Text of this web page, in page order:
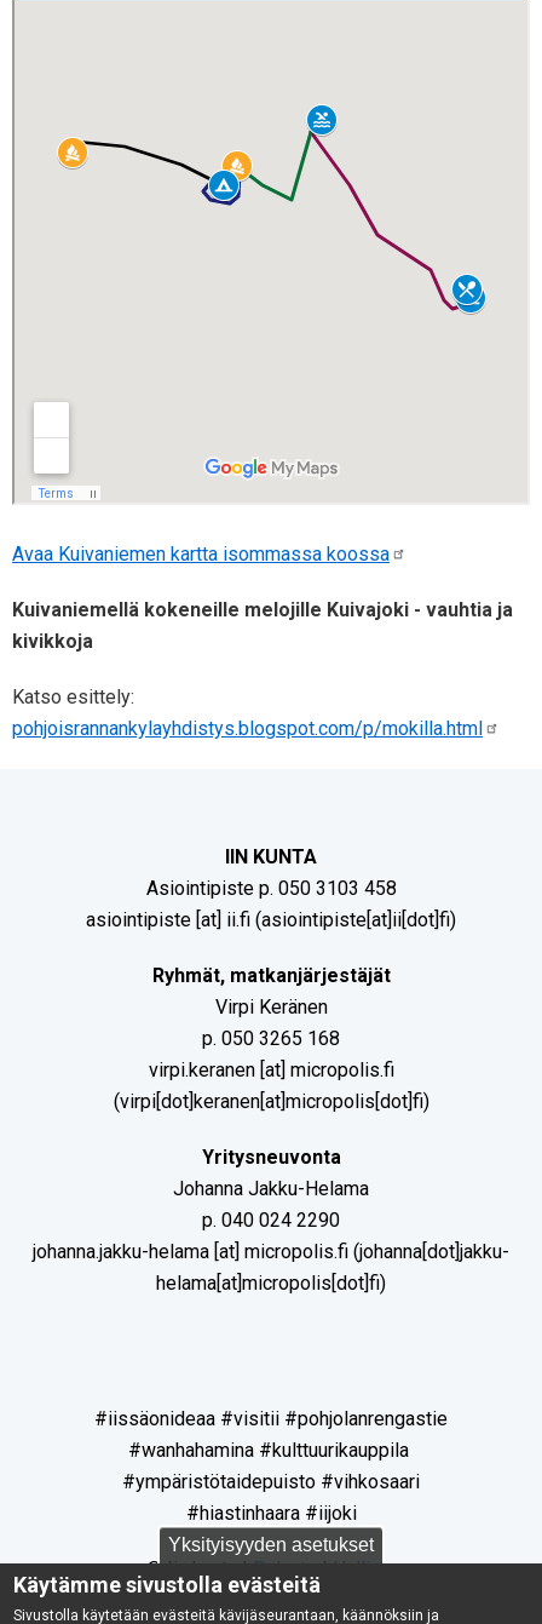
Avaa Kuivaniemen kartta isommassa koossa
Kuivaniemellä kokeneille melojille Kuivajoki - vauhtia ja
kivikkoja
Katso esittely:
pohjoisrannankylayhdistys.blogspot.com/p/mokilla.html
IIN KUNTA
Asiointipiste p. 050 3103 458
asiointipiste [at] ii.fi (asiointipiste[at]ii[dot]fi)
Ryhmät, matkanjärjestäjät
Virpi Keränen
p. 050 3265 168
virpi.keranen[at] micropolis.fi
(virpi[dot]keranen[at]micropolis[dot]fi)
Yritysneuvonta
Johanna Jakku-Helama
p. 040 024 2290
johanna.jakku-helama [at] micropolis.fi (johanna[dot]jakku-
helama[at]micropolis[dot]fi)
#iissäonideaa #visitii #pohjolanrengastie
#wanhahamina #kulttuurikauppila
#ympäristötaidepuisto #vihkosaari
#hiastinhaara #iijoki
© Iin kunta | Palaute | Hallinta
Yksityisyyden asetukset
Käytämme sivustolla evästeitä
Sivustolla käytetään evästeitä kävijäseurantaan, käännöksiin ja